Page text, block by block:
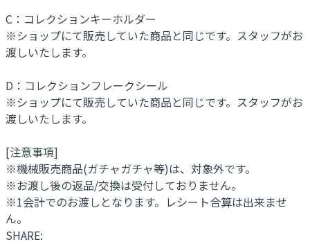
C：コレクションキーホルダー
※ショップにて販売していた商品と同じです。スタッフがお
渡しいたします。
D：コレクションフレークシール
※ショップにて販売していた商品と同じです。スタッフがお
渡しいたします。
[注意事項]
※機械販売商品(ガチャガチャ等)は、対象外です。
※お渡し後の返品/交換は受付しておりません。
※1会計でのお渡しとなります。レシート合算は出来ませ
ん。
SHARE: